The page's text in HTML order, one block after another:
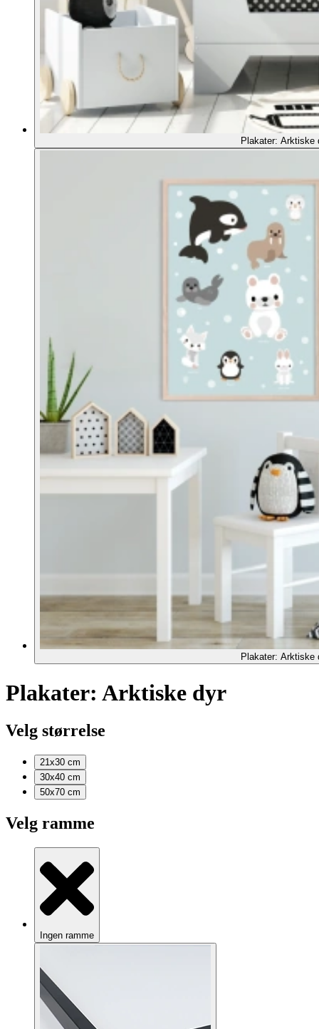
Plakater: Arktiske
Plakater: Arktiske
Plakater: Arktiske dyr
Velg størrelse
21x30 cm
30x40 cm
50x70 cm
Velg ramme
Ingen ramme